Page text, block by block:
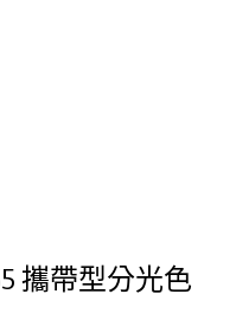
攜帶型分光色